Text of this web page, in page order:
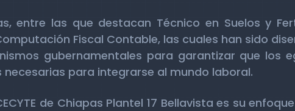
entre las que destacan Técnico en Suelos y
Fiscal Contable, las cuales han sido
gubernamentales para garantizar que los
para integrarse al mundo laboral.
de Chiapas Plantel 17 Bellavista es su